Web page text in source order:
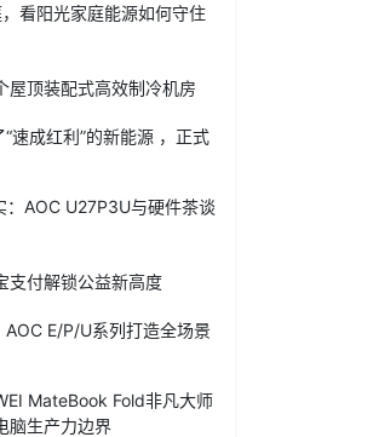
看阳光家庭能源如何守住
屋顶装配式高效制冷机房
速成红利”的新能源 ，正式
：AOC U27P3U与硬件茶谈
支付解锁公益新高度
E/P/U系列打造全场景
MateBook Fold非凡大师
脑生产力边界